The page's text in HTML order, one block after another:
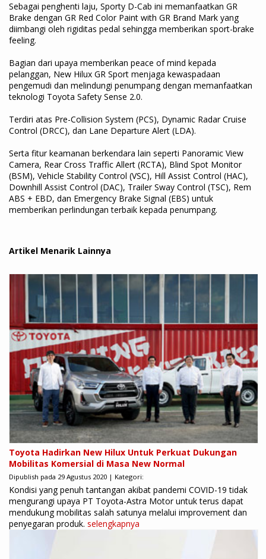
Sebagai penghenti laju, Sporty D-Cab ini memanfaatkan GR
Brake dengan GR Red Color Paint with GR Brand Mark yang
diimbangi oleh rigiditas pedal sehingga memberikan sport-brake
feeling.
Bagian dari upaya memberikan peace of mind kepada
pelanggan, New Hilux GR Sport menjaga kewaspadaan
pengemudi dan melindungi penumpang dengan memanfaatkan
teknologi Toyota Safety Sense 2.0.
Terdiri atas Pre-Collision System (PCS), Dynamic Radar Cruise
Control (DRCC), dan Lane Departure Alert (LDA).
Serta fitur keamanan berkendara lain seperti Panoramic View
Camera, Rear Cross Traffic Allert (RCTA), Blind Spot Monitor
(BSM), Vehicle Stability Control (VSC), Hill Assist Control (HAC),
Downhill Assist Control (DAC), Trailer Sway Control (TSC), Rem
ABS + EBD, dan Emergency Brake Signal (EBS) untuk
memberikan perlindungan terbaik kepada penumpang.
Artikel Menarik Lainnya
Toyota Hadirkan New Hilux Untuk Perkuat Dukungan
Mobilitas Komersial di Masa New Normal
Dipublish pada 29 Agustus 2020 | Kategori:
Kondisi yang penuh tantangan akibat pandemi COVID-19 tidak
mengurangi upaya PT Toyota-Astra Motor untuk terus dapat
mendukung mobilitas salah satunya melalui improvement dan
penyegaran produk. selengkapnya